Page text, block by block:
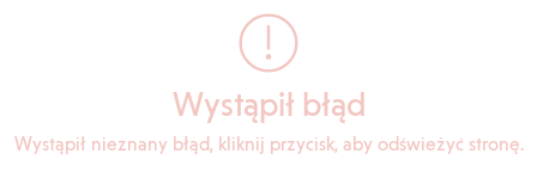
Wystąpił błąd
Wystąpił nieznany błąd, kliknij przycisk, aby odświeżyć stronę.